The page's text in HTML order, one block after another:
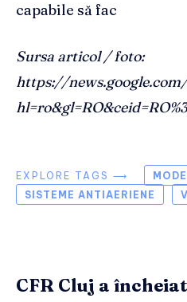
capabile să fac
Sursa articol / foto:
https://
EXPLORE TAGS ⟶
SISTEME ANTIAERIENE
CFR Cluj a